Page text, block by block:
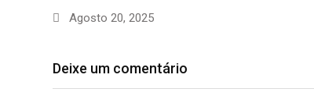
Agosto 20, 2025
Deixe um comentário